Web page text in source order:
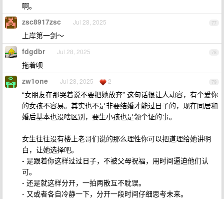
啊。
77
zsc8917zsc Jul 28, 2025
上岸第一剑～
78
fdgdbr Jul 28, 2025
拖着呗
79
zw1one Jul 28, 2025 2
“女朋友在那哭着说不要把她放弃” 这句话很让人动容，有个爱你
的女孩不容易。其实也不是非要结婚才能过日子的，现在同居和
婚后基本也没啥区别，要生小孩也是领个证的事。
女生往往没有楼上老哥们说的那么理性你可以把道理给她讲明
白，让她选择吧。
- 是跟着你这样过过日子，不被父母祝福，用时间逼迫他们认
可。
- 还是就这样分开，一拍两散互不耽误。
- 又或者各自冷静一下，分开一段时间仔细思考未来。